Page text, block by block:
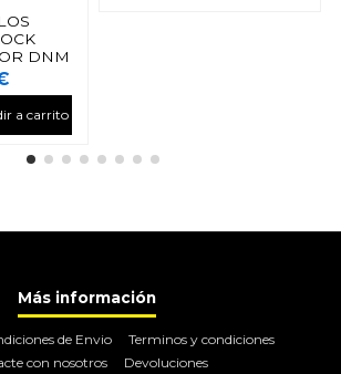
DNM
a carrito
Más información
de Envio
Terminos y condiciones
con nosotros
Devoluciones